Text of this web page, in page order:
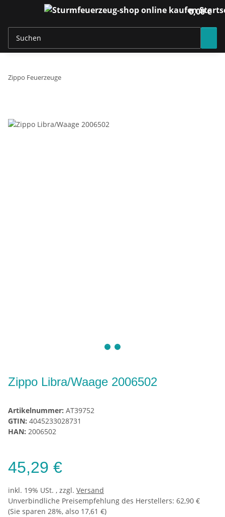
0,00 €
Zippo Feuerzeuge
Zippo Libra/Waage 2006502
Artikelnummer: AT39752
GTIN: 4045233028731
HAN: 2006502
45,29 €
inkl. 19% USt. , zzgl. Versand
Unverbindliche Preisempfehlung des Herstellers: 62,90 €
(Sie sparen 28%, also 17,61 €)